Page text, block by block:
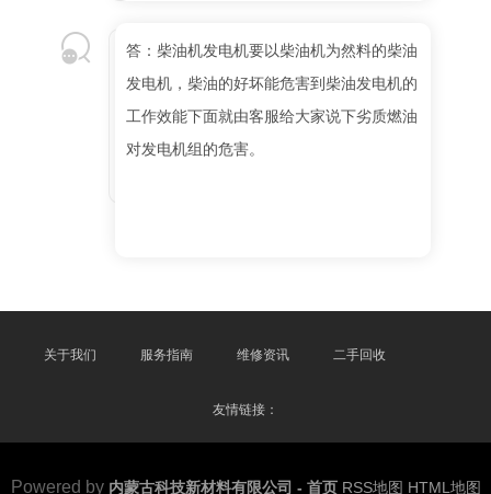
答：柴油机发电机要以柴油机为然料的柴油
发电机，柴油的好坏能危害到柴油发电机的
工作效能下面就由客服给大家说下劣质燃油
对发电机组的危害。
关于我们 服务指南 维修资讯 二手回收
友情链接：
Powered by 内蒙古科技新材料有限公司 - 首页 RSS地图 HTML地图